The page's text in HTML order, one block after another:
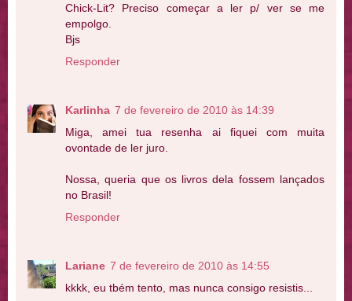
Chick-Lit? Preciso começar a ler p/ ver se me
empolgo.
Bjs
Responder
Karlinha 7 de fevereiro de 2010 às 14:39
Miga, amei tua resenha ai fiquei com muita
ovontade de ler juro.
Nossa, queria que os livros dela fossem lançados
no Brasil!
Responder
Lariane 7 de fevereiro de 2010 às 14:55
kkkk, eu tbém tento, mas nunca consigo resistis...